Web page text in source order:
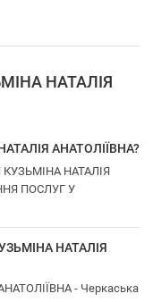
НАТАЛІЯ
АНАТОЛІЇВНА?
КУЗЬМІНА НАТАЛІЯ
ПОСЛУГ У
НАТАЛІЯ
- Черкаська